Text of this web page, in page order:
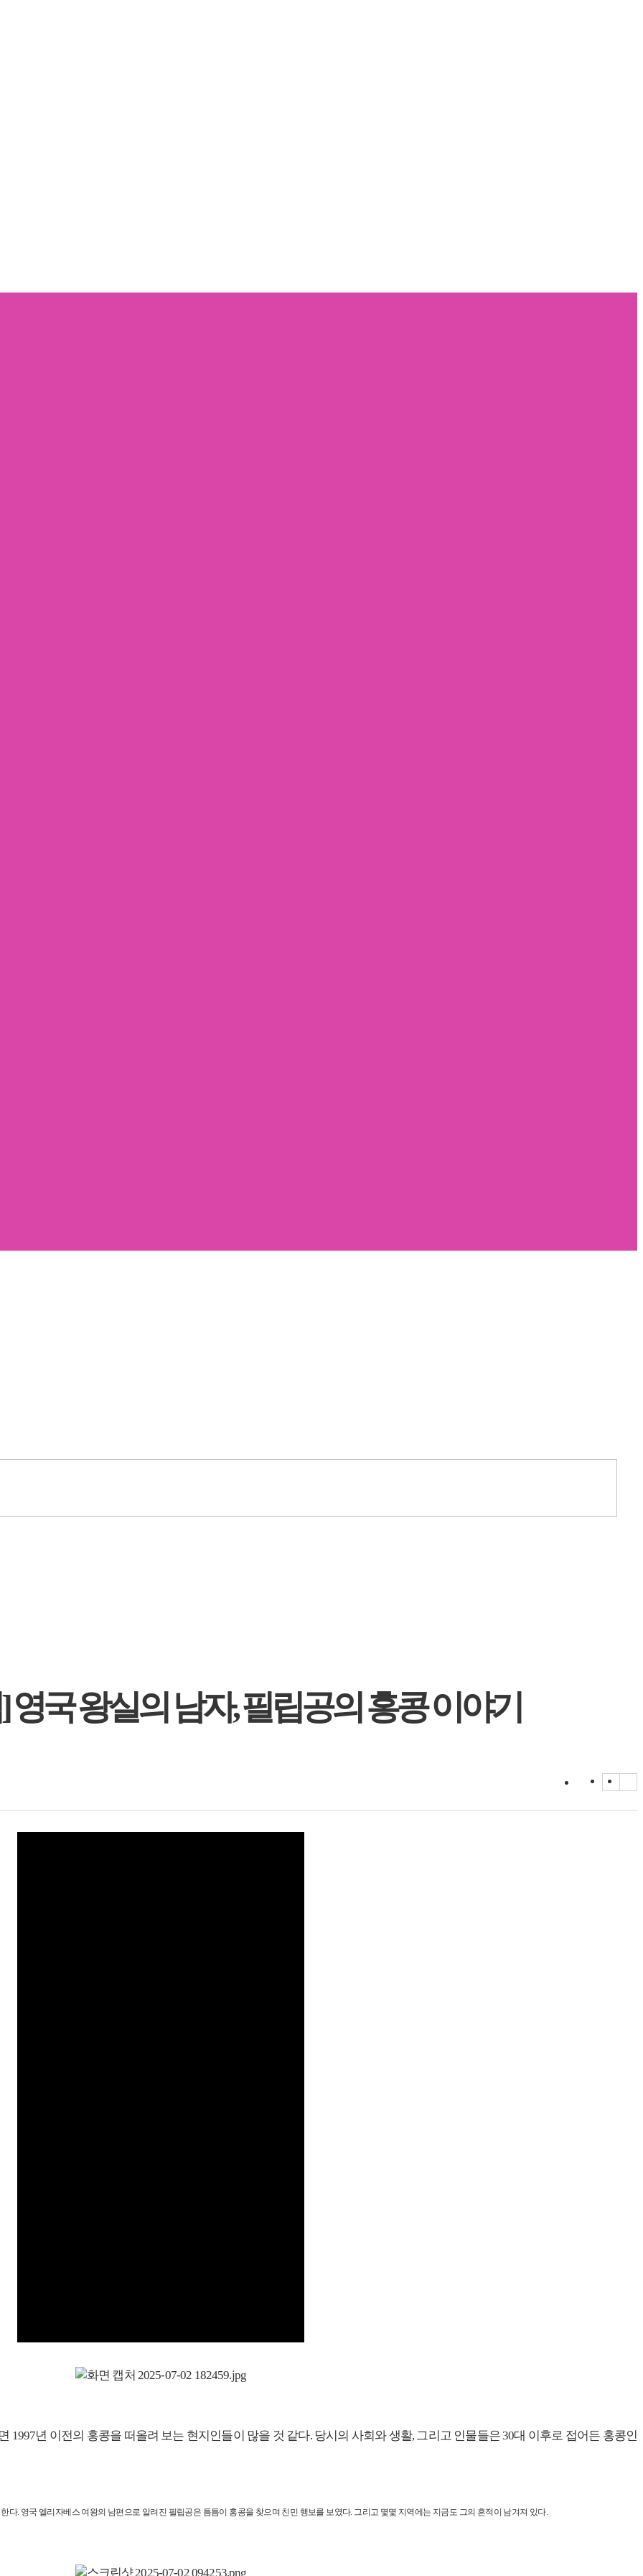
국 왕실의 남자, 필립공의 홍콩 이야기
1997년 이전의 홍콩을 떠올려 보는 현지인들이 많을 것 같다. 당시의 사회와 생활, 그리고 인물들은 30대 이후로 접어든 홍콩인
. 영국 엘리자베스 여왕의 남편으로 알려진 필립공은 틈틈이 홍콩을 찾으며 친민 행보를 보였다. 그리고 몇몇 지역에는 지금도 그의 흔적이 남겨져 있다.